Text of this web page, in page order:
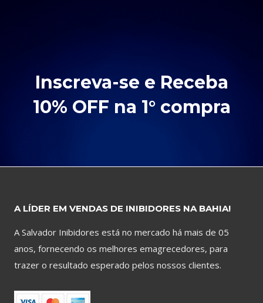
Inscreva-se e Receba
10% OFF na 1° compra
A LÍDER EM VENDAS DE INIBIDORES NA BAHIA!
A Salvador Inibidores está no mercado há mais de 05
anos, fornecendo os melhores emagrecedores, para
trazer o resultado esperado pelos nossos clientes.